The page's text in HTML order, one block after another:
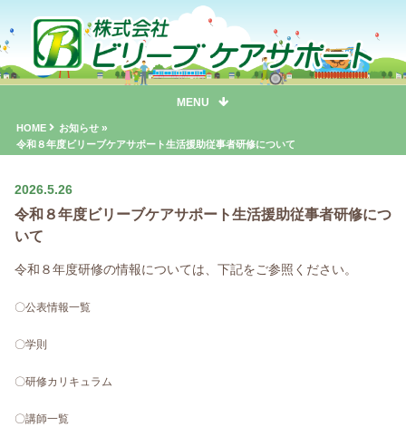
MENU
HOME お知らせ »
令和８年度ビリーブケアサポート生活援助従事者研修について
2026.5.26
令和８年度ビリーブケアサポート生活援助従事者研修につ
いて
令和８年度研修の情報については、下記をご参照ください。
〇公表情報一覧
〇学則
〇研修カリキュラム
〇講師一覧